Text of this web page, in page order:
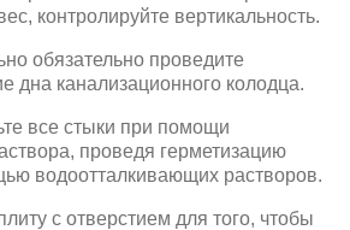
контролируйте вертикальность.
обязательно проведите
дна канализационного колодца.
все стыки при помощи
проведя герметизацию
водоотталкивающих растворов.
с отверстием для того, чтобы